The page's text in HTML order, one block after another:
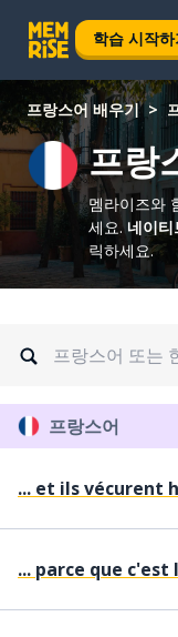
학습 시작하
프랑스어 배우기
프랑
멤라이즈와
세요. 네이
릭하세요.
프랑스어